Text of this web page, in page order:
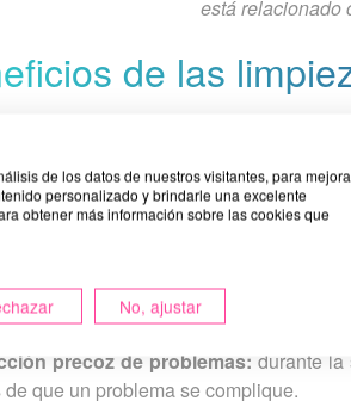
está relacionado
de las
ya vimos en profundidad en este
de caries:la limpieza dental
placa y sarro, disminuye la
de las encías:evita la
y pérdida dental.
precoz de problemas: durante la
de que un problema se complique.
de los datos de nuestros visitantes, para
personalizado y brindarle una excelente
obtener más información sobre las cookies que
No, ajustar